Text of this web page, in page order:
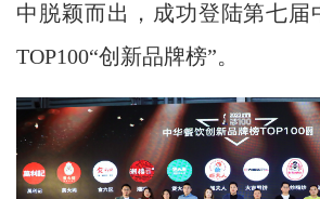
中脱颖而出，成功登陆第七届
TOP100“创新品牌榜”。